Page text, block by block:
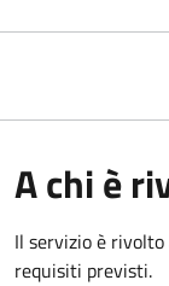
A chi è
Il servizio è
requisiti previsti.